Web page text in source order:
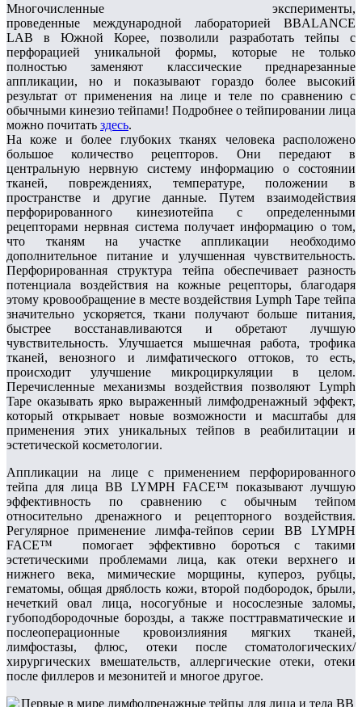
Многочисленные эксперименты,
проведенные международной лабораторией BBALANCE
LAB в Южной Корее, позволили разработать тейпы с
перфорацией уникальной формы, которые не только
полностью заменяют классические преднарезанные
аппликации, но и показывают гораздо более высокий
результат от применения на лице и теле по сравнению с
обычными кинезио тейпами! Подробнее о тейпировании лица
можно почитать здесь.
На коже и более глубоких тканях человека расположено
большое количество рецепторов. Они передают в
центральную нервную систему информацию о состоянии
тканей, повреждениях, температуре, положении в
пространстве и другие данные. Путем взаимодействия
перфорированного кинезиотейпа с определенными
рецепторами нервная система получает информацию о том,
что тканям на участке аппликации необходимо
дополнительное питание и улучшенная чувствительность.
Перфорированная структура тейпа обеспечивает разность
потенциала воздействия на кожные рецепторы, благодаря
этому кровообращение в месте воздействия Lymph Tape тейпа
значительно ускоряется, ткани получают больше питания,
быстрее восстанавливаются и обретают лучшую
чувствительность. Улучшается мышечная работа, трофика
тканей, венозного и лимфатического оттоков, то есть,
происходит улучшение микроциркуляции в целом.
Перечисленные механизмы воздействия позволяют Lymph
Tape оказывать ярко выраженный лимфодренажный эффект,
который открывает новые возможности и масштабы для
применения этих уникальных тейпов в реабилитации и
эстетической косметологии.
Аппликации на лице с применением перфорированного
тейпа для лица BB LYMPH FACE™ показывают лучшую
эффективность по сравнению с обычным тейпом
относительно дренажного и рецепторного воздействия.
Регулярное применение лимфа-тейпов серии BB LYMPH
FACE™ помогает эффективно бороться с такими
эстетическими проблемами лица, как отеки верхнего и
нижнего века, мимические морщины, купероз, рубцы,
гематомы, общая дряблость кожи, второй подбородок, брыли,
нечеткий овал лица, носогубные и носослезные заломы,
губоподбородочные борозды, а также посттравматические и
послеоперационные кровоизлияния мягких тканей,
лимфостазы, флюс, отеки после стоматологических/
хирургических вмешательств, аллергические отеки, отеки
после филлеров и мезонитей и многое другое.